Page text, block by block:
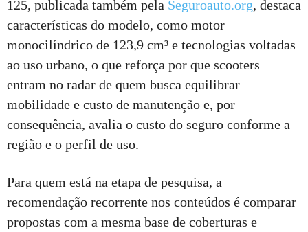
125, publicada também pela Seguroauto.org, destaca
características do modelo, como motor
monocilíndrico de 123,9 cm³ e tecnologias voltadas
ao uso urbano, o que reforça por que scooters
entram no radar de quem busca equilibrar
mobilidade e custo de manutenção e, por
consequência, avalia o custo do seguro conforme a
região e o perfil de uso.
Para quem está na etapa de pesquisa, a
recomendação recorrente nos conteúdos é comparar
propostas com a mesma base de coberturas e